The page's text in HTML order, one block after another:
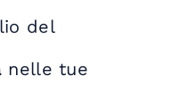
del
nelle tue